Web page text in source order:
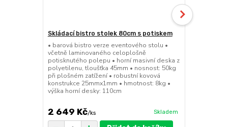
Skládací bistro stolek 80cm s potiskem
• barová bistro verze eventového stolu •
včetně laminovaného celoplošně
potisknutého polepu • horní masivní deska z
polyetilenu, tloušťka 45mm • nosnost: 50kg
při plošném zatížení • robustní kovová
konstrukce 25mmx1mm • hmotnost: 8kg •
výška horní desky: 110cm
2 649 Kč/ks Skladem